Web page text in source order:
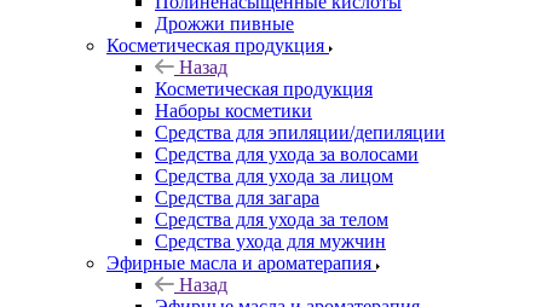
Дрожжи пивные
Косметическая продукция
Назад
Косметическая продукция
Наборы косметики
Средства для эпиляции/депиляции
Средства для ухода за волосами
Средства для ухода за лицом
Средства для загара
Средства для ухода за телом
Средства ухода для мужчин
Эфирные масла и ароматерапия
Назад